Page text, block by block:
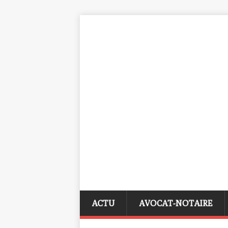
ACTU AVOCAT-NOTAIRE